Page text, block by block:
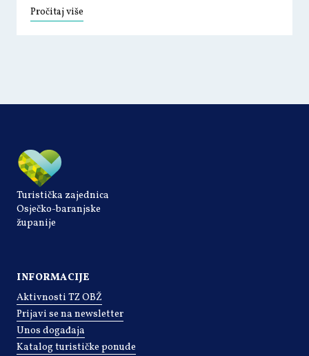
Pročitaj više
Turistička zajednica
Osječko-baranjske
županije
INFORMACIJE
Aktivnosti TZ OBŽ
Prijavi se na newsletter
Unos događaja
Katalog turističke ponude